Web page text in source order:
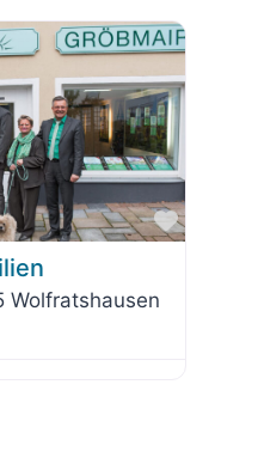
Favorit
Wolfratshausen